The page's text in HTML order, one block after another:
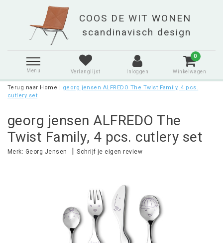
Menu Verlanglijst Inloggen
0
Winkelwagen
Terug naar Home | georg jensen ALFREDO The Twist Family, 4 pcs.
cutlery set
georg jensen ALFREDO The
Twist Family, 4 pcs. cutlery set
Merk: Georg Jensen |Schrijf je eigen review